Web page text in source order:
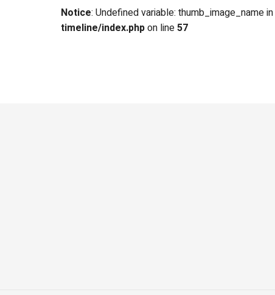
Notice: Undefined variable: thumb_image_name in
timeline/index.phpon line57